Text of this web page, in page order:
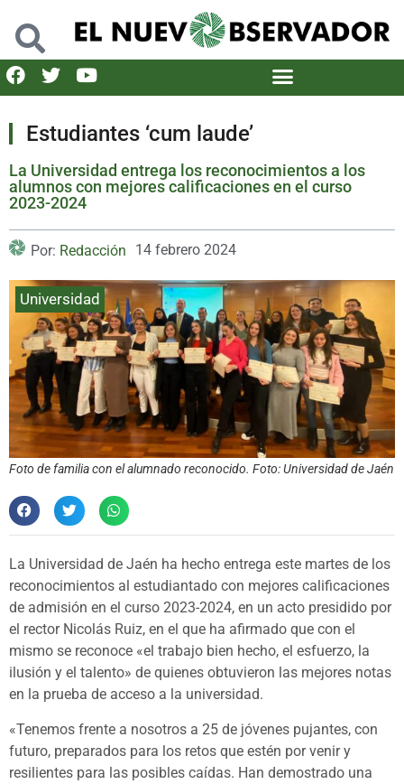
Estudiantes ‘cum laude’
La Universidad entrega los reconocimientos a los
alumnos con mejores calificaciones en el curso
2023-2024
Por: Redacción 14 febrero 2024
Universidad
Foto de familia con el alumnado reconocido. Foto: Universidad de Jaén
La Universidad de Jaén ha hecho entrega este martes de los
reconocimientos al estudiantado con mejores calificaciones
de admisión en el curso 2023-2024, en un acto presidido por
el rector Nicolás Ruiz, en el que ha afirmado que con el
mismo se reconoce «el trabajo bien hecho, el esfuerzo, la
ilusión y el talento» de quienes obtuvieron las mejores notas
en la prueba de acceso a la universidad.
«Tenemos frente a nosotros a 25 de jóvenes pujantes, con
futuro, preparados para los retos que estén por venir y
resilientes para las posibles caídas. Han demostrado una